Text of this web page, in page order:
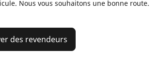
Nous vous souhaitons une bonne route.
des revendeurs